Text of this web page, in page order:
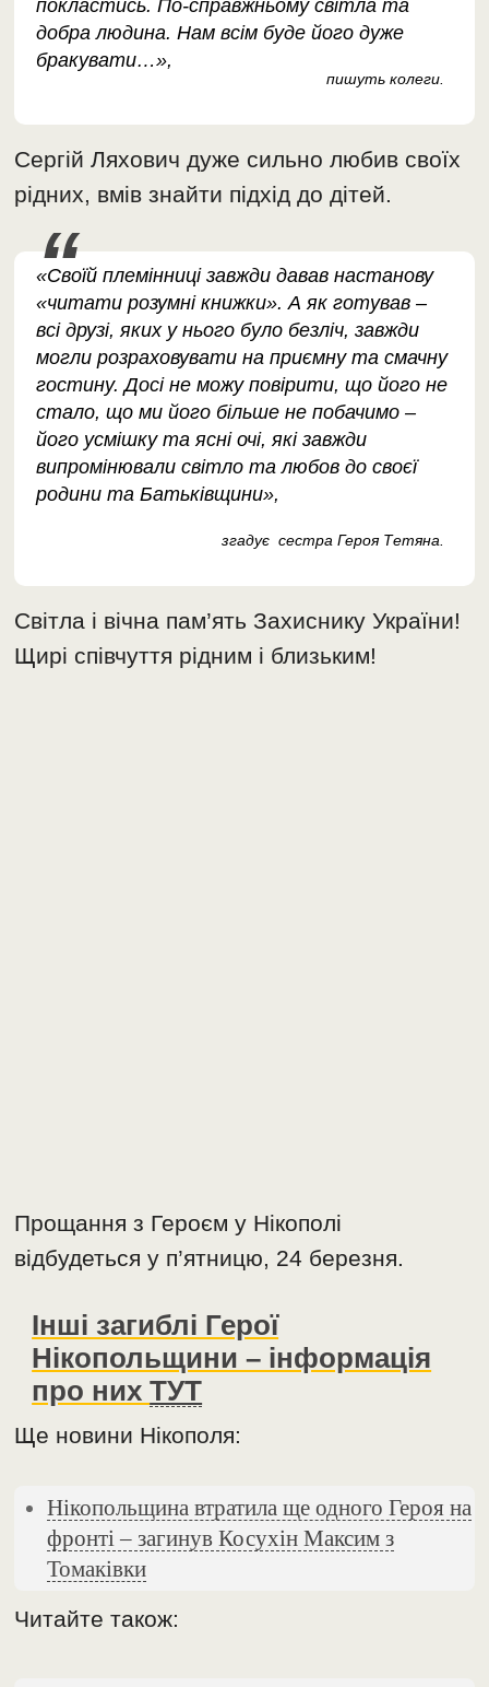
покластись. По-справжньому світла та
добра людина. Нам всім буде його дуже
бракувати…»,
пишуть колеги.
Сергій Ляхович дуже сильно любив своїх
рідних, вмів знайти підхід до дітей.
«Своїй племінниці завжди давав настанову
«читати розумні книжки». А як готував –
всі друзі, яких у нього було безліч, завжди
могли розраховувати на приємну та смачну
гостину. Досі не можу повірити, що його не
стало, що ми його більше не побачимо –
його усмішку та ясні очі, які завжди
випромінювали світло та любов до своєї
родини та Батьківщини»,
згадує сестра Героя Тетяна.
Світла і вічна пам’ять Захиснику України!
Щирі співчуття рідним і близьким!
Прощання з Героєм у Нікополі
відбудеться у п’ятницю, 24 березня.
Інші загиблі Герої
Нікопольщини – інформація
про нихТУТ
Ще новини Нікополя:
Нікопольщина втратила ще одного Героя на
фронті – загинув Косухін Максим з
Томаківки
Читайте також: